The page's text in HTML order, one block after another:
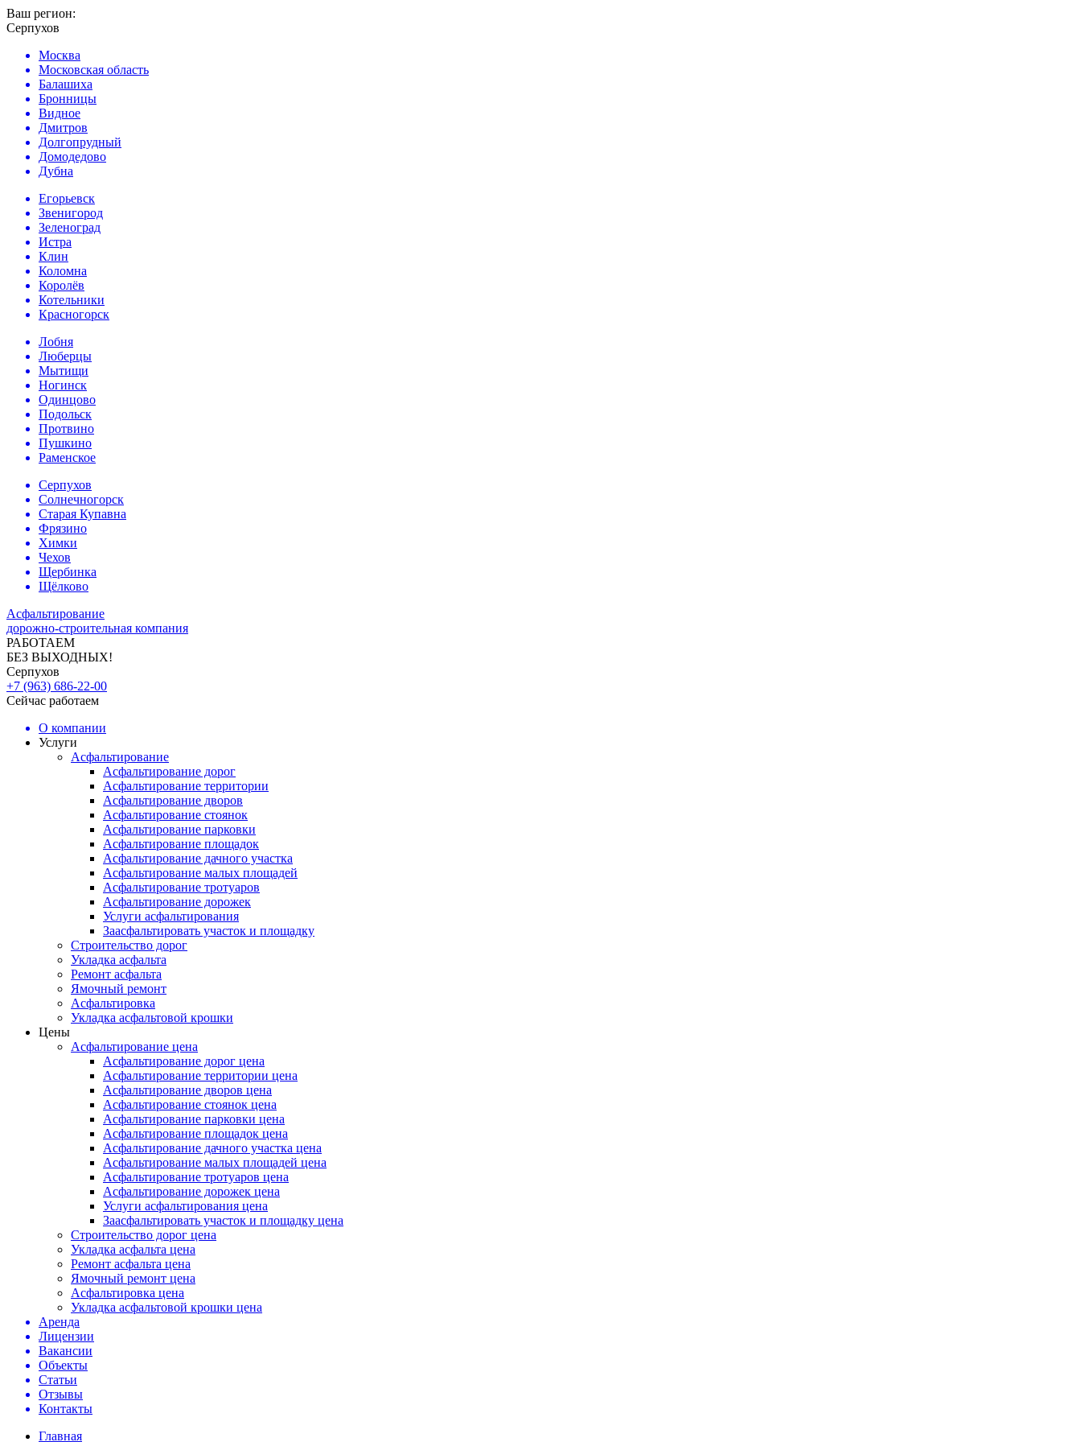
Ваш регион:
Серпухов
Москва
Московская область
Балашиха
Бронницы
Видное
Дмитров
Долгопрудный
Домодедово
Дубна
Егорьевск
Звенигород
Зеленоград
Истра
Клин
Коломна
Королёв
Котельники
Красногорск
Лобня
Люберцы
Мытищи
Ногинск
Одинцово
Подольск
Протвино
Пушкино
Раменское
Серпухов
Солнечногорск
Старая Купавна
Фрязино
Химки
Чехов
Щербинка
Щёлково
Асфальтирование
дорожно-строительная компания
РАБОТАЕМ
БЕЗ ВЫХОДНЫХ!
Серпухов
+7 (963) 686-22-00
Сейчас работаем
О компании
Услуги
Асфальтирование
Асфальтирование дорог
Асфальтирование территории
Асфальтирование дворов
Асфальтирование стоянок
Асфальтирование парковки
Асфальтирование площадок
Асфальтирование дачного участка
Асфальтирование малых площадей
Асфальтирование тротуаров
Асфальтирование дорожек
Услуги асфальтирования
Заасфальтировать участок и площадку
Строительство дорог
Укладка асфальта
Ремонт асфальта
Ямочный ремонт
Асфальтировка
Укладка асфальтовой крошки
Цены
Асфальтирование цена
Асфальтирование дорог цена
Асфальтирование территории цена
Асфальтирование дворов цена
Асфальтирование стоянок цена
Асфальтирование парковки цена
Асфальтирование площадок цена
Асфальтирование дачного участка цена
Асфальтирование малых площадей цена
Асфальтирование тротуаров цена
Асфальтирование дорожек цена
Услуги асфальтирования цена
Заасфальтировать участок и площадку цена
Строительство дорог цена
Укладка асфальта цена
Ремонт асфальта цена
Ямочный ремонт цена
Асфальтировка цена
Укладка асфальтовой крошки цена
Аренда
Лицензии
Вакансии
Объекты
Статьи
Отзывы
Контакты
Главная